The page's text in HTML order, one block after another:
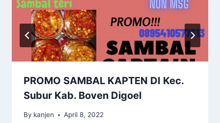
PROMO SAMBAL KAPTEN DI Kec.
Subur Kab. Boven Digoel
By kanjen April 8, 2022